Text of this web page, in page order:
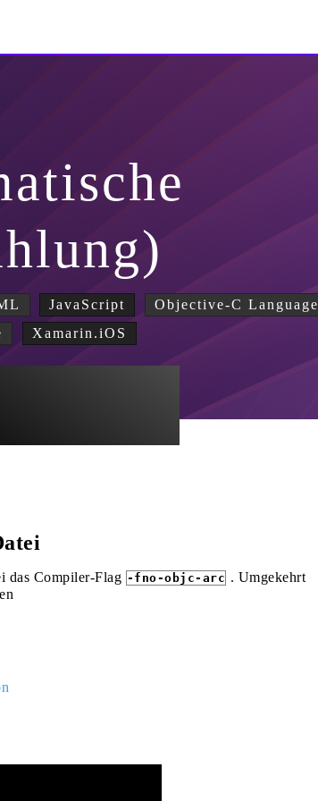
JavaScript
Objective-C Language
Xamarin.iOS
das Compiler-Flag -fno-objc-arc . Umgekehrt